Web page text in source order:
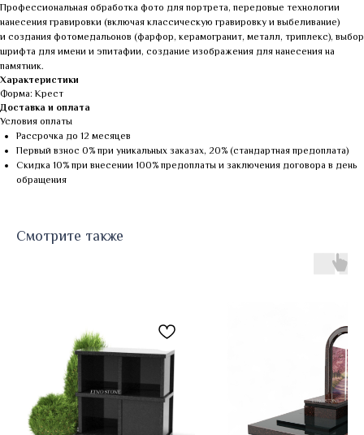
Профессиональная обработка фото для портрета, передовые технологии
нанесения гравировки (включая классическую гравировку и выбеливание)
и создания фотомедальонов (фарфор, керамогранит, металл, триплекс), выбор
шрифта для имени и эпитафии, создание изображения для нанесения на
памятник.
Характеристики
Форма: Крест
Доставка и оплата
Условия оплаты
Рассрочка до 12 месяцев
Первый взнос 0% при уникальных заказах, 20% (стандартная предоплата)
Скидка 10% при внесении 100% предоплаты и заключения договора в день
обращения
Смотрите также